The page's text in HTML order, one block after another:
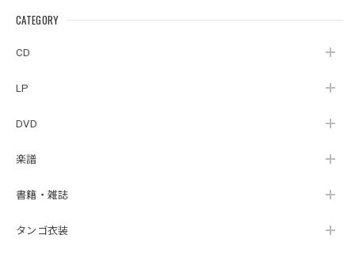
CATEGORY
CD
LP
DVD
楽譜
書籍・雑誌
タンゴ衣装
la Ribera』
（007RECORDS-27）